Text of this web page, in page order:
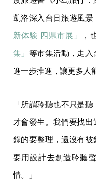
凱洛深入台日旅遊風景
新体験 四県市展」 ，
集」 等市集活動，走入
進一步推進，讓更多人
「所謂聆聽也不只是
才會發生。我們要找
錄的要整理，還沒有被
要用設計去創造聆聽
情。」